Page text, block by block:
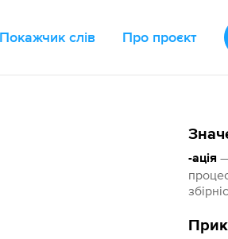
Покажчик слів Про проєкт
-ація